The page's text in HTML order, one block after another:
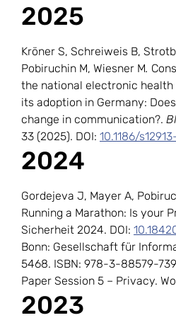
2025
Kröner S, Schreiweis B,
Pobiruchin M, Wiesner M.
the national electronic
its adoption in Germany:
change in communication?.
33 (2025). DOI: 10.1186/
2024
Gordejeva J, Mayer A,
Running a Marathon: Is your
Sicherheit 2024. DOI:
Bonn: Gesellschaft für
5468. ISBN: 978-3-88579-
Paper Session 5 – Privacy.
2023